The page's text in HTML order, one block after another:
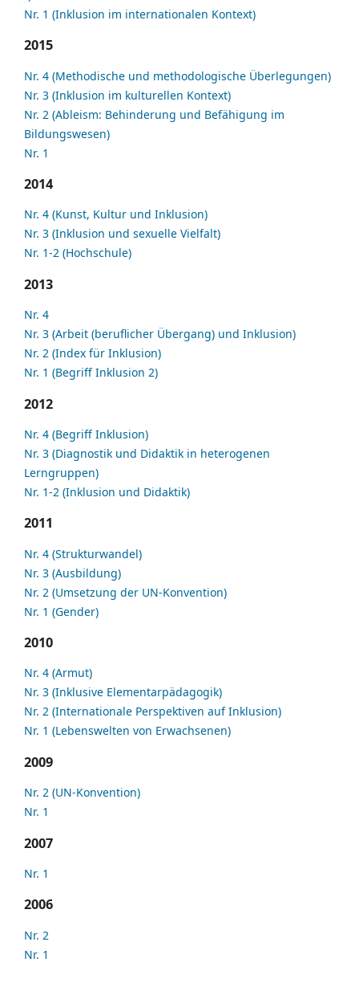
Nr. 1 (Inklusion im internationalen Kontext)
2015
Nr. 4 (Methodische und methodologische Überlegungen)
Nr. 3 (Inklusion im kulturellen Kontext)
Nr. 2 (Ableism: Behinderung und Befähigung im
Bildungswesen)
Nr. 1
2014
Nr. 4 (Kunst, Kultur und Inklusion)
Nr. 3 (Inklusion und sexuelle Vielfalt)
Nr. 1-2 (Hochschule)
2013
Nr. 4
Nr. 3 (Arbeit (beruflicher Übergang) und Inklusion)
Nr. 2 (Index für Inklusion)
Nr. 1 (Begriff Inklusion 2)
2012
Nr. 4 (Begriff Inklusion)
Nr. 3 (Diagnostik und Didaktik in heterogenen
Lerngruppen)
Nr. 1-2 (Inklusion und Didaktik)
2011
Nr. 4 (Strukturwandel)
Nr. 3 (Ausbildung)
Nr. 2 (Umsetzung der UN-Konvention)
Nr. 1 (Gender)
2010
Nr. 4 (Armut)
Nr. 3 (Inklusive Elementarpädagogik)
Nr. 2 (Internationale Perspektiven auf Inklusion)
Nr. 1 (Lebenswelten von Erwachsenen)
2009
Nr. 2 (UN-Konvention)
Nr. 1
2007
Nr. 1
2006
Nr. 2
Nr. 1